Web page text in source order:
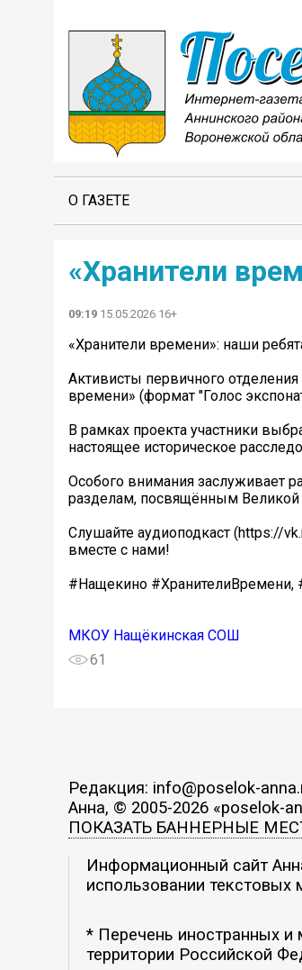
О ГАЗЕТЕ
«Хранители
09:19 15.05.2026 16+
«Хранители времени»: наши
Активисты первичного
времени» (формат "Голос
В рамках проекта участники
настоящее историческое
Особого внимания заслуживает
разделам, посвящённым Великой
Слушайте аудиоподкаст (https://
вместе с нами!
#Нащекино
МКОУ Нащёкинская СОШ
61
Редакция: info@poselok-
Анна, © 2005-2026 «poselok-
ПОКАЗАТЬ БАННЕРНЫЕ
Информационный сайт
использовании текстовых
* Перечень иностранных и
территории Российской